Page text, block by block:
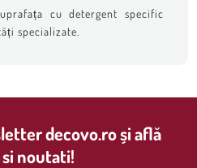
cu detergent specific
specializate.
decovo.ro și află
noutati!